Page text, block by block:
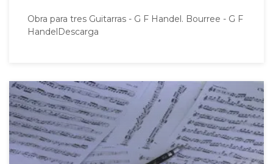
Obra para tres Guitarras - G F Handel. Bourree - G F
HandelDescarga